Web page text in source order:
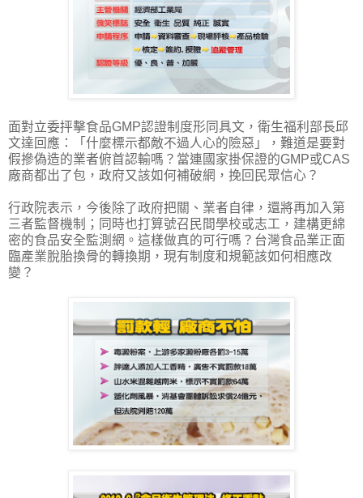
面對立委抨擊食品GMP認證制度形同具文，衛生福利部長邱
文達回應：「什麼標示都敵不過人心的險惡」，難道是要對
假摻偽造的業者俯首認輸嗎？當連國家掛保證的GMP或CAS
廠商都出了包，政府又該如何補破網，挽回民眾信心？
行政院表示，今後除了政府把關、業者自律，還將再加入第
三者監督機制；同時也打算號召民間學校或志工，建構更綿
密的食品安全監測網。這樣做真的可行嗎？台灣食品業正面
臨產業脫胎換骨的轉換期，現有制度和規範該如何相應改
變？